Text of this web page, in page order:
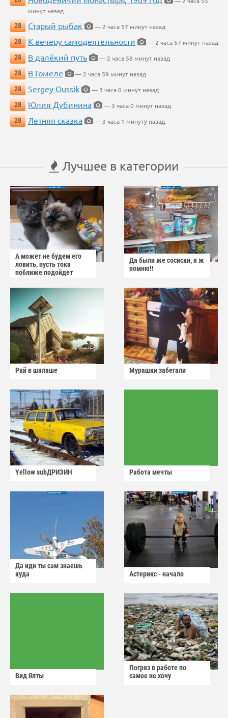
минут назад
28
Старый рыбак
— 2 часа 57 минут назад
28
К вечеру самодеятельности
— 2 часа 57 минут назад
28
В далёкий путь
— 2 часа 58 минут назад
28
В Гомеле
— 2 часа 59 минут назад
28
Sergey Oussik
— 3 часа 0 минут назад
28
Юлия Дубинина
— 3 часа 0 минут назад
28
Летняя сказка — 3 часа 1 минуту назад
Лучшее в категории
А может не будем его
ловить, пусть тока
поближе подойдет
Да были же сосиски, я ж
помню!!
Рай в шалаше Мурашки забегали
Yellow subДРИЗИН Работа мечты
Да иди ты сам знаешь
куда
Астерикс - начало
Вид Ялты
Погряз в работе по
самое не хочу